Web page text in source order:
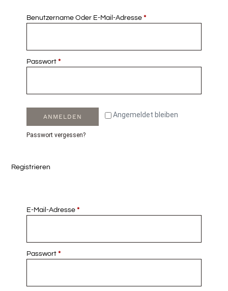
Benutzername Oder E-Mail-Adresse*
Passwort*
Angemeldet bleiben
ANMELDEN
Passwort vergessen?
Registrieren
E-Mail-Adresse*
Passwort*